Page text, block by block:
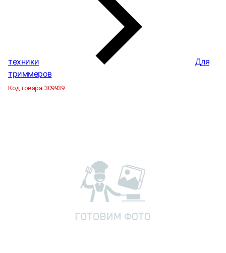
техники
Для
триммеров
Код товара:309939